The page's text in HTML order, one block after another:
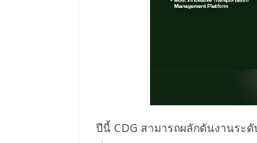
ปีนี้ CDG สามารถผลักดันงานระ